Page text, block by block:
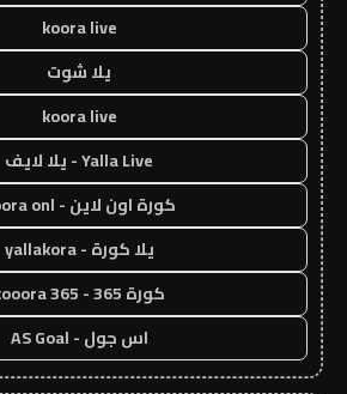
koora live
يلا شوت
koora live
Yalla Live - يلا لايف
كورة اون لاين - koora onl
يلا كورة - yallakora
كورة 365 - kooora 365
اس جول - AS Goal